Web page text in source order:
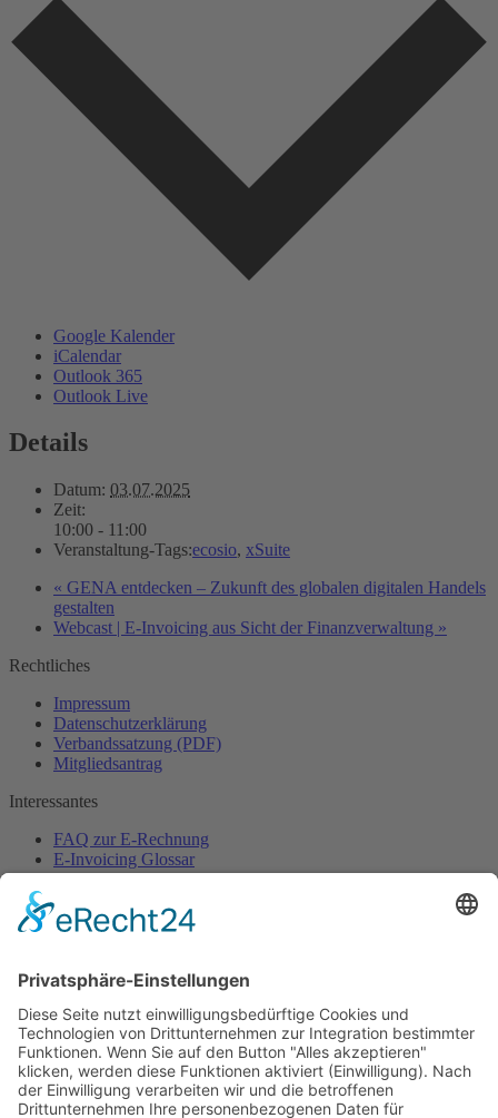
Google Kalender
iCalendar
Outlook 365
Outlook Live
Details
Datum: 03.07.2025
Zeit:
10:00 - 11:00
Veranstaltung-Tags:ecosio, xSuite
« GENA entdecken – Zukunft des globalen digitalen Handels
gestalten
Webcast | E-Invoicing aus Sicht der Finanzverwaltung »
Rechtliches
Impressum
Datenschutzerklärung
Verbandssatzung (PDF)
Mitgliedsantrag
Interessantes
FAQ zur E-Rechnung
E-Invoicing Glossar
Pressebereich
Ansprechpartner
Sekretariat
Verband elektronische Rechnung (VeR)
Schackstraße 2
80539 München
+49 (0)89 954 57 54 68 (Mo-Do)
sekretariat@verband-e-rechnung.org
Jetzt